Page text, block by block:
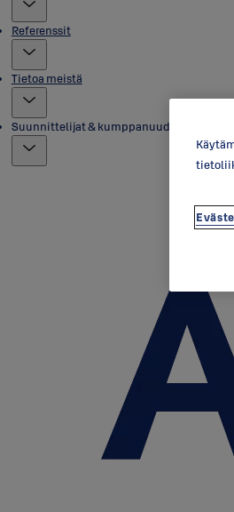
Referenssit
Tietoa meistä
Suunnittelijat & kumppanuudet